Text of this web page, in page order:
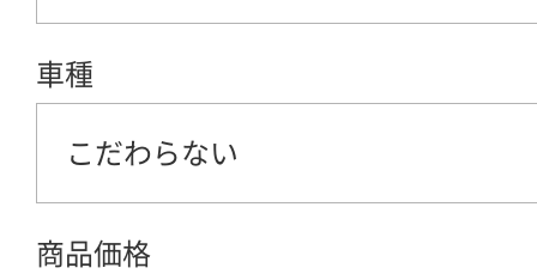
車種
こだわらない
商品価格